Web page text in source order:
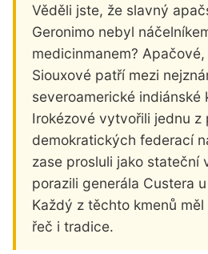
Věděli jste, že slavný
Geronimo nebyl
medicinmanem?
Siouxové patří mezi
severoamerické indiánské
Irokézové vytvořili jednu z
demokratických federací
zase prosluli jako stateční
porazili generála Custera
Každý z těchto kmenů
řeč i tradice.